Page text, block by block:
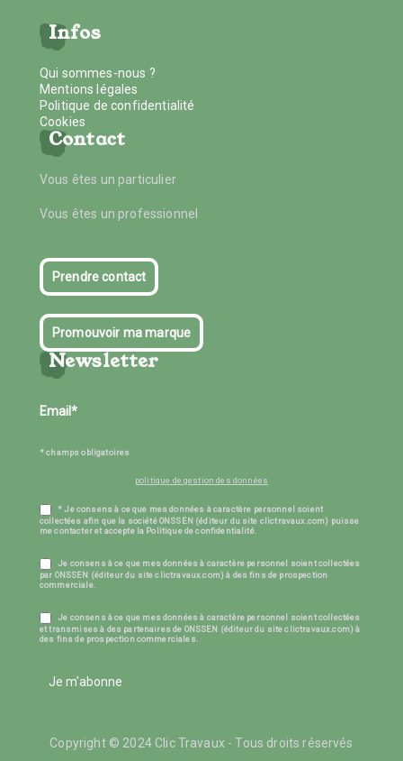
Infos
Qui sommes-nous ?
Mentions légales
Politique de confidentialité
Cookies
Contact
Vous êtes un particulier
Vous êtes un professionnel
Prendre contact
Promouvoir ma marque
Newsletter
* champs obligatoires
politique de gestion des données
* Je consens à ce que mes données à caractère personnel soient
collectées afin que la société ONSSEN (éditeur du site clictravaux.com) puisse
me contacter et accepte la Politique de confidentialité.
Je consens à ce que mes données à caractère personnel soient collectées
par ONSSEN (éditeur du site clictravaux.com) à des fins de prospection
commerciale.
Je consens à ce que mes données à caractère personnel soient collectées
et transmises à des partenaires de ONSSEN (éditeur du site clictravaux.com) à
des fins de prospection commerciales.
Je m'abonne
Copyright © 2024 Clic Travaux - Tous droits réservés